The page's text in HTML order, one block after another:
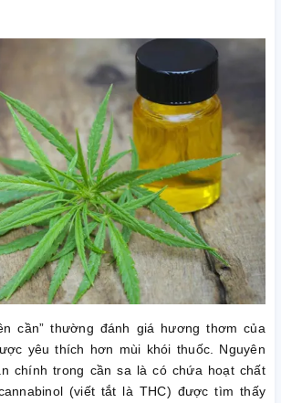
cần” thường đánh giá hương thơm của
yêu thích hơn mùi khói thuốc. Nguyên
chính trong cần sa là có chứa hoạt chất
(viết tắt là THC) được tìm thấy